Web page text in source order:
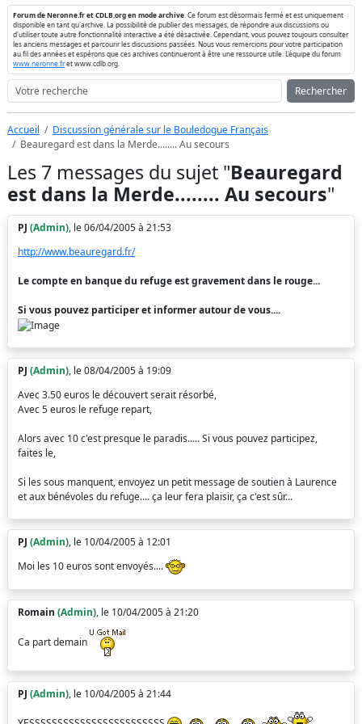
Forum de Neronne.fr et CDLB.org en mode archive . Ce forum est désormais fermé et est uniquement
disponible en tant qu'archive. La possibilité de publier des messages, de répondre aux discussions ou
d'utiliser toute autre fonctionnalité interactive a été désactivée. Cependant, vous pouvez toujours consulter
les anciens messages et parcourir les discussions passées. Nous vous remercions pour votre participation
au fil des années et espérons que ces archives continueront à être une ressource utile. L'équipe du forum
www.neronne.fret www.cdlb.org.
Rechercher
Accueil
Discussion générale sur le Bouledogue Français
Beauregard est dans la Merde........ Au secours
Les 7 messages du sujet "Beauregard
est dans la Merde........ Au secours"
PJ (Admin), le 06/04/2005 à 21:53
http://www.beauregard.fr/
Le compte en banque du refuge est gravement dans le rouge...
Si vous pouvez participer et informer autour de vous....
PJ (Admin), le 08/04/2005 à 19:09
Avec 3.50 euros le découvert serait résorbé,
Avec 5 euros le refuge repart,
Alors avec 10 c'est presque le paradis..... Si vous pouvez participez,
faites le,
Si les sous manquent, envoyez un petit message de soutien à Laurence
et aux bénévoles du refuge.... ça leur fera plaisir, ça c'est sûr...
PJ (Admin), le 10/04/2005 à 12:01
Moi les 10 euros sont envoyés....
Romain (Admin), le 10/04/2005 à 21:20
Ca part demain
PJ (Admin), le 10/04/2005 à 21:44